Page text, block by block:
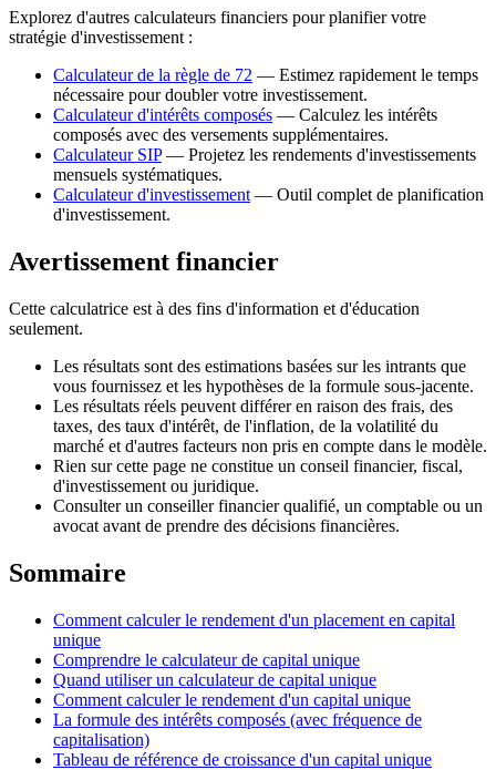
Explorez d'autres calculateurs financiers pour planifier votre
stratégie d'investissement :
Calculateur de la règle de 72 — Estimez rapidement le temps
nécessaire pour doubler votre investissement.
Calculateur d'intérêts composés — Calculez les intérêts
composés avec des versements supplémentaires.
Calculateur SIP— Projetez les rendements d'investissements
mensuels systématiques.
Calculateur d'investissement — Outil complet de planification
d'investissement.
Avertissement financier
Cette calculatrice est à des fins d'information et d'éducation
seulement.
Les résultats sont des estimations basées sur les intrants que
vous fournissez et les hypothèses de la formule sous-jacente.
Les résultats réels peuvent différer en raison des frais, des
taxes, des taux d'intérêt, de l'inflation, de la volatilité du
marché et d'autres facteurs non pris en compte dans le modèle.
Rien sur cette page ne constitue un conseil financier, fiscal,
d'investissement ou juridique.
Consulter un conseiller financier qualifié, un comptable ou un
avocat avant de prendre des décisions financières.
Sommaire
Comment calculer le rendement d'un placement en capital
unique
Comprendre le calculateur de capital unique
Quand utiliser un calculateur de capital unique
Comment calculer le rendement d'un capital unique
La formule des intérêts composés (avec fréquence de
capitalisation)
Tableau de référence de croissance d'un capital unique